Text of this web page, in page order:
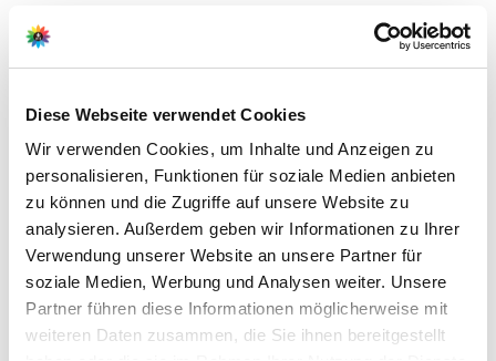
Diese Webseite verwendet Cookies
Wir verwenden Cookies, um Inhalte und Anzeigen zu
personalisieren, Funktionen für soziale Medien anbieten
zu können und die Zugriffe auf unsere Website zu
analysieren. Außerdem geben wir Informationen zu Ihrer
Verwendung unserer Website an unsere Partner für
soziale Medien, Werbung und Analysen weiter. Unsere
Partner führen diese Informationen möglicherweise mit
weiteren Daten zusammen, die Sie ihnen bereitgestellt
und neue Knospenbildung zu stimulieren. In kälteren
Regionen empfiehlt sich ein Winterschutz durch Laub oder
Weitere Informationen
9 farblich abgestimmte Chrysanthemen in 3x Rot, 3x
Weiß und 3x Gelb für herbstliche Blütenpracht
Anspruch: sonniger bis halbschattiger Standort,
durchlässiger Boden, regelmäßige Pflege und Abblühen
Lieferumfang je Verpackungseinheit (VE): 9 Pflanze(n)